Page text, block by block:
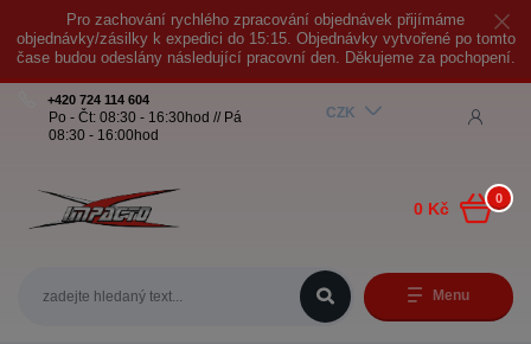
Pro zachování rychlého zpracování objednávek přijímáme
objednávky/zásilky k expedici do 15:15. Objednávky vytvořené po tomto
čase budou odeslány následující pracovní den. Děkujeme za pochopení.
Menu
CZK
+420 724 114 604
Po - Čt: 08:30 - 16:30hod // Pá
08:30 - 16:00hod
0
0 Kč